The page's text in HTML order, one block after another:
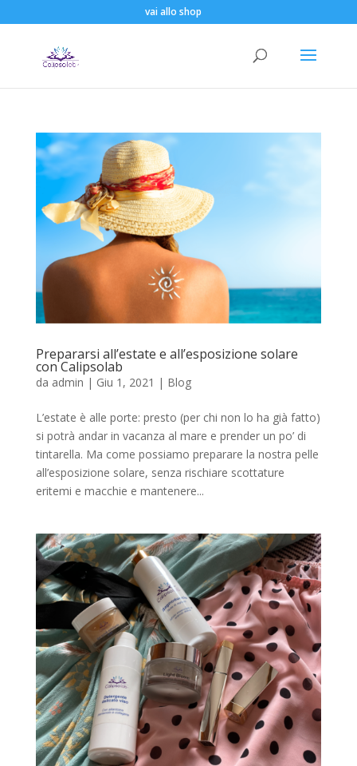
vai allo shop
Prepararsi all’estate e all’esposizione solare
con Calipsolab
da admin | Giu 1, 2021 | Blog
L’estate è alle porte: presto (per chi non lo ha già fatto)
si potrà andar in vacanza al mare e prender un po’ di
tintarella. Ma come possiamo preparare la nostra pelle
all’esposizione solare, senza rischiare scottature
eritemi e macchie e mantenere...